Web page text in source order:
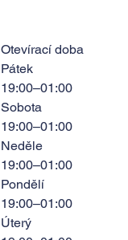
Otevírací doba
Pátek
19:00–01:00
Sobota
19:00–01:00
Neděle
19:00–01:00
Pondělí
19:00–01:00
Úterý